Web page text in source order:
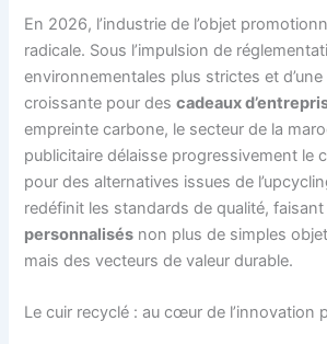
En 2026, l’industrie de l’objet
radicale. Sous l’impulsion de
environnementales plus strictes et
croissante pour descadeaux
empreinte carbone, le secteur de la
publicitaire délaisse progressivement le
pour des alternatives issues de
redéfinit les standards de qualité,
personnalisés non plus de simples
mais des vecteurs de valeur durable.
Le cuir recyclé : au cœur de l’innovation